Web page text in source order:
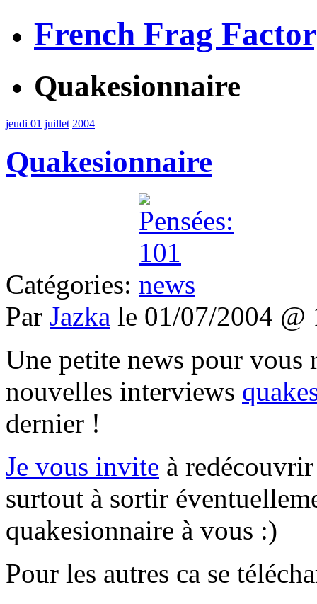
French Frag
Quakesionnaire
jeudi 01 juillet 2004
Quakesionnaire
Catégories:
Par Jazka le 01/07/2004
Une petite news pour vous
nouvelles interviews
dernier !
Je vous invite à
surtout à sortir
quakesionnaire à vous :)
Pour les autres ca se